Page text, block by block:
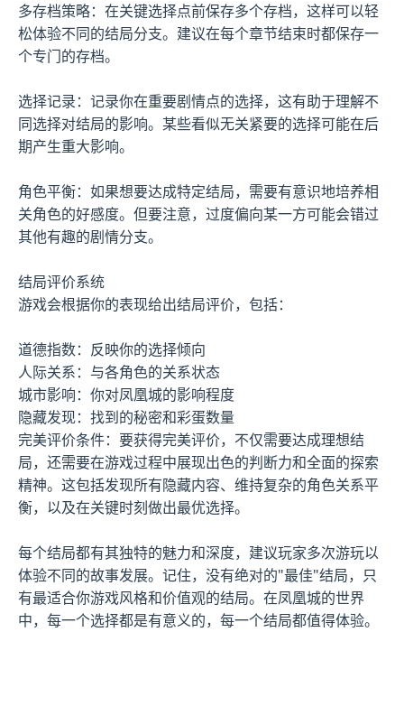
多存档策略：在关键选择点前保存多个存档，这样可以轻
松体验不同的结局分支。建议在每个章节结束时都保存一
个专门的存档。
选择记录：记录你在重要剧情点的选择，这有助于理解不
同选择对结局的影响。某些看似无关紧要的选择可能在后
期产生重大影响。
角色平衡：如果想要达成特定结局，需要有意识地培养相
关角色的好感度。但要注意，过度偏向某一方可能会错过
其他有趣的剧情分支。
结局评价系统
游戏会根据你的表现给出结局评价，包括：
道德指数：反映你的选择倾向
人际关系：与各角色的关系状态
城市影响：你对凤凰城的影响程度
隐藏发现：找到的秘密和彩蛋数量
完美评价条件：要获得完美评价，不仅需要达成理想结
局，还需要在游戏过程中展现出色的判断力和全面的探索
精神。这包括发现所有隐藏内容、维持复杂的角色关系平
衡，以及在关键时刻做出最优选择。
每个结局都有其独特的魅力和深度，建议玩家多次游玩以
体验不同的故事发展。记住，没有绝对的"最佳"结局，只
有最适合你游戏风格和价值观的结局。在凤凰城的世界
中，每一个选择都是有意义的，每一个结局都值得体验。